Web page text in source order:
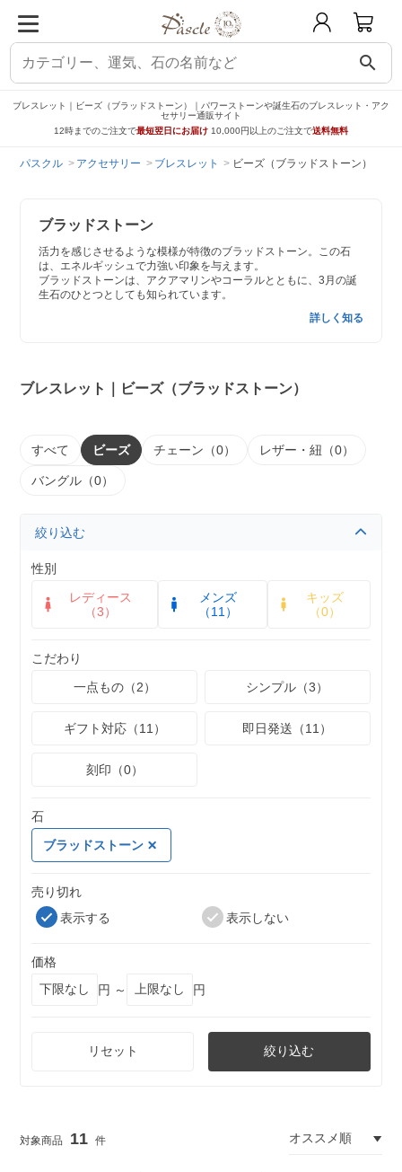
search
ブレスレット｜ビーズ（ブラッドストーン）｜パワーストーンや誕生石のブレスレット・アク
セサリー通販サイト
12時までのご注文で最短翌日にお届け 10,000円以上のご注文で送料無料
パスクル アクセサリー ブレスレット ビーズ（ブラッドストーン）
ブラッドストーン
活力を感じさせるような模様が特徴のブラッドストーン。この石
は、エネルギッシュで力強い印象を与えます。
ブラッドストーンは、アクアマリンやコーラルとともに、3月の誕
生石のひとつとしても知られています。
詳しく知る
ブレスレット｜ビーズ（ブラッドストーン）
すべて ビーズ チェーン（0） レザー・紐（0）
バングル（0）
絞り込む
性別
レディース
（3）
メンズ
（11）
キッズ
（0）
こだわり
一点もの（2）
シンプル（3）
ギフト対応（11） 即日発送（11）
刻印（0）
石
ブラッドストーン
売り切れ
表示する
表示しない
価格
円 ～
円
リセット 絞り込む
11